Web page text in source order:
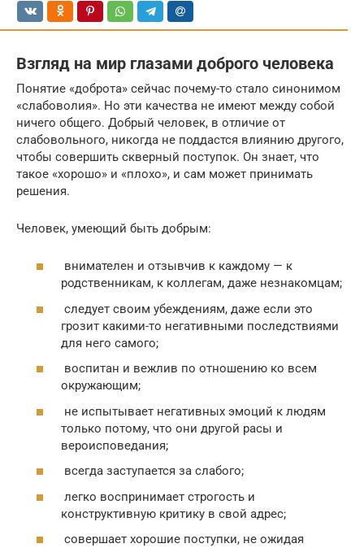
Взгляд на мир глазами доброго человека
Понятие «доброта» сейчас почему-то стало синонимом
«слабоволия». Но эти качества не имеют между собой
ничего общего. Добрый человек, в отличие от
слабовольного, никогда не поддастся влиянию другого,
чтобы совершить скверный поступок. Он знает, что
такое «хорошо» и «плохо», и сам может принимать
решения.
Человек, умеющий быть добрым:
внимателен и отзывчив к каждому — к
родственникам, к коллегам, даже незнакомцам;
следует своим убеждениям, даже если это
грозит какими-то негативными последствиями
для него самого;
воспитан и вежлив по отношению ко всем
окружающим;
не испытывает негативных эмоций к людям
только потому, что они другой расы и
вероисповедания;
всегда заступается за слабого;
легко воспринимает строгость и
конструктивную критику в свой адрес;
совершает хорошие поступки, не ожидая